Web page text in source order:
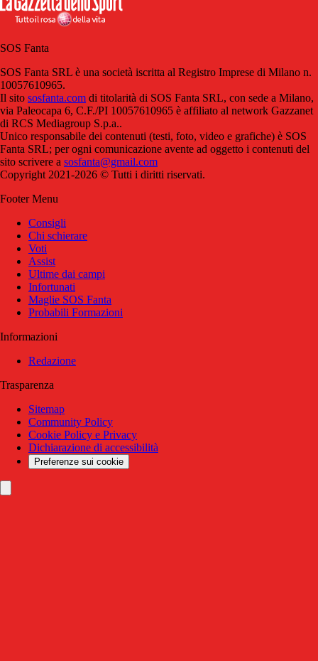
SOS Fanta
SOS Fanta SRL è una società iscritta al Registro Imprese di Milano n.
10057610965.
Il sito sosfanta.com di titolarità di SOS Fanta SRL, con sede a Milano,
via Paleocapa 6, C.F./PI 10057610965 è affiliato al network Gazzanet
di RCS Mediagroup S.p.a..
Unico responsabile dei contenuti (testi, foto, video e grafiche) è SOS
Fanta SRL; per ogni comunicazione avente ad oggetto i contenuti del
sito scrivere a sosfanta@gmail.com
Copyright 2021-2026 © Tutti i diritti riservati.
Footer Menu
Consigli
Chi schierare
Voti
Assist
Ultime dai campi
Infortunati
Maglie SOS Fanta
Probabili Formazioni
Informazioni
Redazione
Trasparenza
Sitemap
Community Policy
Cookie Policy e Privacy
Dichiarazione di accessibilità
Preferenze sui cookie